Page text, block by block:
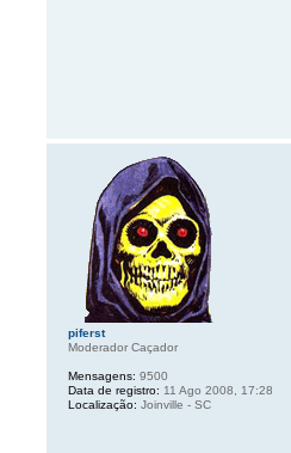
piferst
Moderador Caçador
Mensagens: 9500
Data de registro: 11 Ago 2008, 17:28
Localização: Joinville - SC